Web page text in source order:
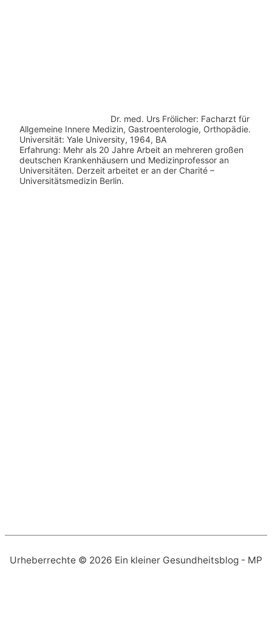
Dr. med. Urs Frölicher: Facharzt für
Allgemeine Innere Medizin, Gastroenterologie, Orthopädie.
Universität: Yale University, 1964, BA
Erfahrung: Mehr als 20 Jahre Arbeit an mehreren großen
deutschen Krankenhäusern und Medizinprofessor an
Universitäten. Derzeit arbeitet er an der Charité –
Universitätsmedizin Berlin.
Urheberrechte © 2026 Ein kleiner Gesundheitsblog - MP